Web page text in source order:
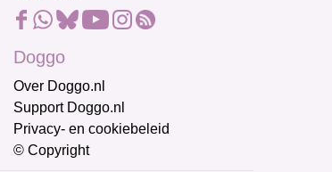
Doggo
Over Doggo.nl
Support Doggo.nl
Privacy- en cookiebeleid
© Copyright